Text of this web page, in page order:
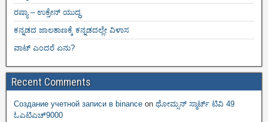
ರಷ್ಯಾ – ಉಕ್ರೇನ್ ಯುದ್ಧ
ಕನ್ನಡದ ಜಾಲತಾಣಕ್ಕೆ ಕನ್ನಡದಲ್ಲೇ ವಿಳಾಸ
ವಾಟ್ ಎಂದರೆ ಏನು?
Recent Comments
Создание учетной записи в binance on ಥೋಮ್ಸನ್ ಸ್ಮಾರ್ಟ್‌ ಟಿವಿ 49
ಓಎಟಿಎಚ್9000